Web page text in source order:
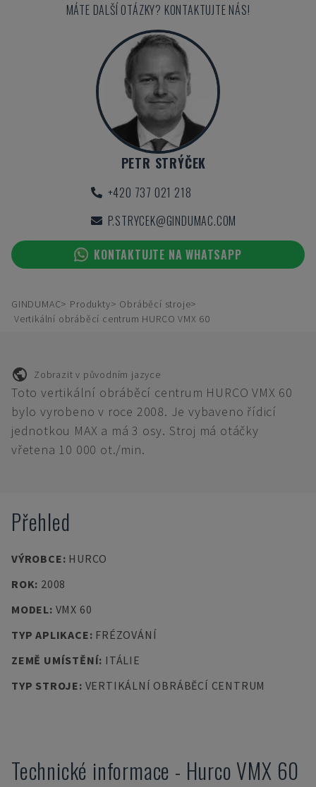
MÁTE DALŠÍ OTÁZKY? KONTAKTUJTE NÁS!
PETR STRÝČEK
+420 737 021 218
P.STRYCEK@GINDUMAC.COM
KONTAKTUJTE NA WHATSAPP
GINDUMAC Produkty
Obráběcí stroje
Vertikální obráběcí centrum HURCO VMX 60
Zobrazit v původním jazyce
Toto vertikální obráběcí centrum HURCO VMX 60
bylo vyrobeno v roce 2008. Je vybaveno řídicí
jednotkou MAX a má 3 osy. Stroj má otáčky
vřetena 10 000 ot./min.
Přehled
VÝROBCE: HURCO
ROK: 2008
MODEL: VMX 60
TYP APLIKACE: FRÉZOVÁNÍ
ZEMĚ UMÍSTĚNÍ: ITÁLIE
TYP STROJE: VERTIKÁLNÍ OBRÁBĚCÍ CENTRUM
Technické informace - Hurco VMX 60